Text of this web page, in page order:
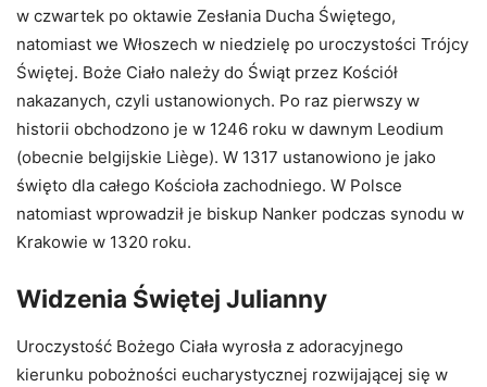
w czwartek po oktawie Zesłania Ducha Świętego,
natomiast we Włoszech w niedzielę po uroczystości Trójcy
Świętej. Boże Ciało należy do Świąt przez Kościół
nakazanych, czyli ustanowionych. Po raz pierwszy w
historii obchodzono je w 1246 roku w dawnym Leodium
(obecnie belgijskie Liège). W 1317 ustanowiono je jako
święto dla całego Kościoła zachodniego. W Polsce
natomiast wprowadził je biskup Nanker podczas synodu w
Krakowie w 1320 roku.
Widzenia Świętej Julianny
Uroczystość Bożego Ciała wyrosła z adoracyjnego
kierunku pobożności eucharystycznej rozwijającej się w